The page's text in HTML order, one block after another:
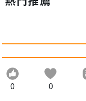
0 0